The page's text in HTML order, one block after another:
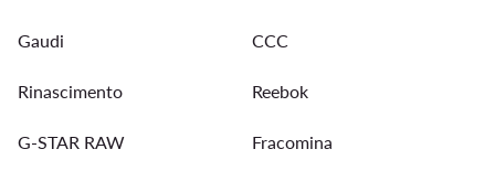
Gaudi CCC
Rinascimento Reebok
G-STAR RAW Fracomina